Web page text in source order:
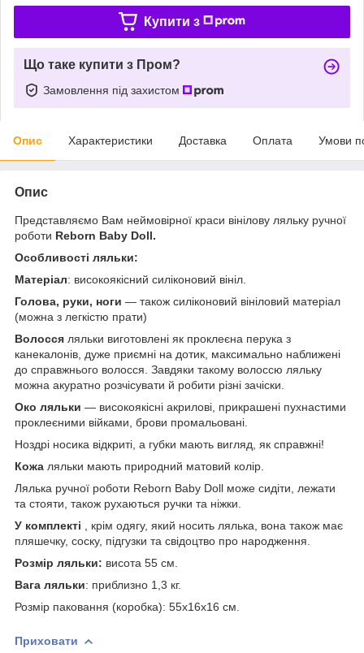
Купити з
Що таке купити з Пром?
Замовлення під захистом
Опис Характеристики Доставка Оплата Умови
Опис
Представляємо Вам неймовірної краси вінілову ляльку ручної
роботи Reborn Baby Doll.
Особливості ляльки:
Матеріал: високоякісний силіконовий вініл.
Голова, руки, ноги — також силіконовий вініловий матеріал
(можна з легкістю прати)
Волосся ляльки виготовлені як проклеєна перука з
канекалонів, дуже приємні на дотик, максимально наближені
до справжнього волосся. Завдяки такому волоссю ляльку
можна акуратно розчісувати й робити різні зачіски.
Око ляльки — високоякісні акрилові, прикрашені пухнастими
проклеєними війками, брови промальовані.
Ноздрі носика відкриті, а губки мають вигляд, як справжні!
Кожа ляльки мають природний матовий колір.
Лялька ручної роботи Reborn Baby Doll може сидіти, лежати
та стояти, також рухаються ручки та ніжки.
У комплекті
, крім одягу, який носить лялька, вона також має
пляшечку, соску, підгузки та свідоцтво про народження.
Розмір ляльки: висота 55 см.
Вага ляльки: приблизно 1,3 кг.
Розмір паковання (коробка): 55x16x16 см.
Приховати